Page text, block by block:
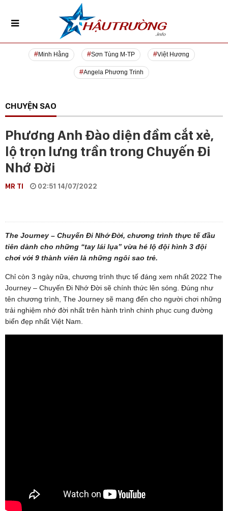
Minh Hằng Sơn Tùng M-TP Việt Hương
Angela Phương Trinh
CHUYỆN SAO
Phương Anh Đào diện đầm cắt xẻ,
lộ trọn lưng trần trong Chuyến Đi
Nhớ Đời
MR TI 02:51 14/07/2022
The Journey – Chuyến Đi Nhớ Đời, chương trình thực tế đầu
tiên dành cho những “tay lái lụa” vừa hé lộ đội hình 3 đội
chơi với 9 thành viên là những ngôi sao trẻ.
Chỉ còn 3 ngày nữa, chương trình thực tế đáng xem nhất 2022 The
Journey – Chuyến Đi Nhớ Đời sẽ chính thức lên sóng. Đúng như
tên chương trình, The Journey sẽ mang đến cho người chơi những
trải nghiệm nhớ đời nhất trên hành trình chinh phục cung đường
biển đẹp nhất Việt Nam.